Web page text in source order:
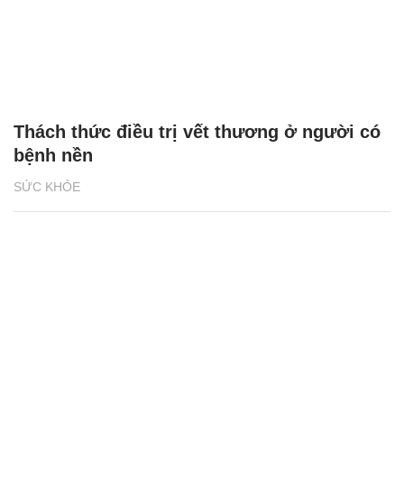
SỨC KHỎE
Thách thức điều trị vết thương ở người có
bệnh nền